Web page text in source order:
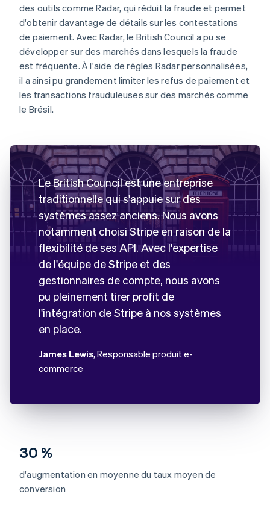
30 %
d'augmentation en moyenne du taux moyen de
conversion
des outils comme Radar, qui réduit la fraude et permet
d'obtenir davantage de détails sur les contestations
de paiement. Avec Radar, le British Council a pu se
développer sur des marchés dans lesquels la fraude
est fréquente. À l'aide de règles Radar personnalisées,
il a ainsi pu grandement limiter les refus de paiement et
les transactions frauduleuses sur des marchés comme
le Brésil.
Le British Council est une entreprise
traditionnelle qui s'appuie sur des
systèmes assez anciens. Nous avons
notamment choisi Stripe en raison de la
flexibilité de ses API. Avec l'expertise
de l'équipe de Stripe et des
gestionnaires de compte, nous avons
pu pleinement tirer profit de
l'intégration de Stripe à nos systèmes
en place.
James Lewis, Responsable produit e-
commerce